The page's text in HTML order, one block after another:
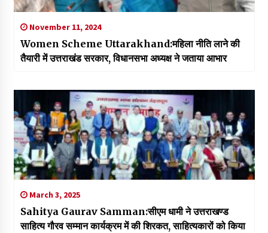
November 11, 2024
Women Scheme Uttarakhand:महिला नीति लाने की
तैयारी में उत्तराखंड सरकार, विधानसभा अध्यक्ष ने जताया आभार
March 3, 2025
Sahitya Gaurav Samman:सीएम धामी ने उत्तराखण्ड
साहित्य गौरव सम्मान कार्यक्रम में की शिरकत, साहित्यकारों को किया